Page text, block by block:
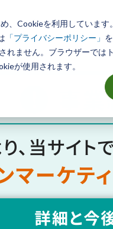
、Cookieを利用していま
「プライバシーポリシー」
ません。ブラウザーでは
が使用されます。
初めての方へ 製